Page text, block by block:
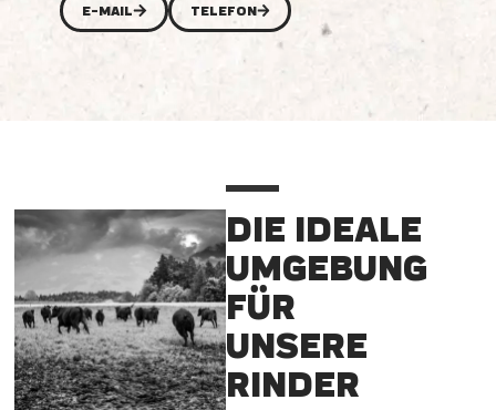
E-MAIL TELEFON
DIE IDEALE
UMGEBUNG
FÜR
UNSERE
RINDER